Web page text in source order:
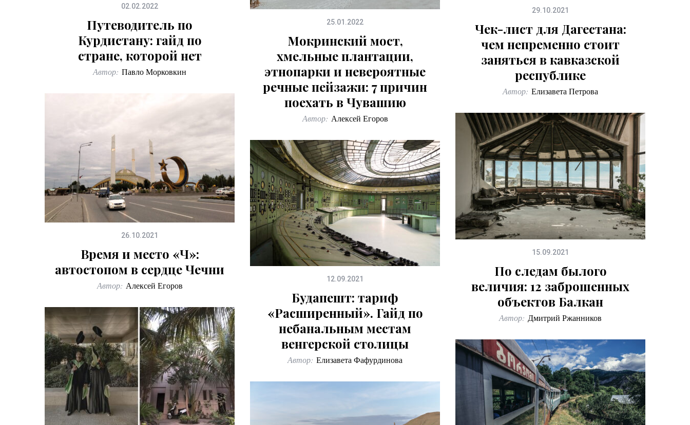
02.02.2022
Путеводитель по
Курдистану: гайд по
стране, которой нет
Автор: Павло Морковкин
25.01.2022
Мокринский мост,
хмельные плантации,
этнопарки и невероятные
речные пейзажи: 7 причин
поехать в Чувашию
Автор: Алексей Егоров
29.10.2021
Чек-лист для Дагестана:
чем непременно стоит
заняться в кавказской
республике
Автор: Елизавета Петрова
26.10.2021
Время и место «Ч»:
автостопом в сердце Чечни
Автор: Алексей Егоров
15.09.2021
По следам былого
величия: 12 заброшенных
объектов Балкан
Автор: Дмитрий Ржанников
12.09.2021
Будапешт: тариф
«Расширенный». Гайд по
небанальным местам
венгерской столицы
Автор: Елизавета Фафурдинова